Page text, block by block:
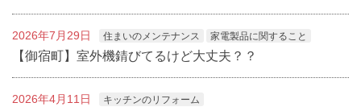
2026年7月29日 住まいのメンテナンス 家電製品に関すること
【御宿町】室外機錆びてるけど大丈夫？？
2026年4月11日 キッチンのリフォーム